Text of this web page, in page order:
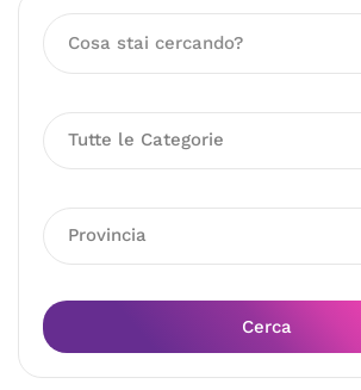
Tutte le Categorie
Provincia
Cerca